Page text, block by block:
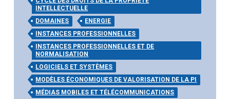
INTELLECTUELLE
DOMAINES
ENERGIE
INSTANCES PROFESSIONNELLES
INSTANCES PROFESSIONNELLES ET DE
NORMALISATION
LOGICIELS ET SYSTÈMES
MODÈLES ÉCONOMIQUES DE VALORISATION DE LA PI
MÉDIAS MOBILES ET TÉLÉCOMMUNICATIONS